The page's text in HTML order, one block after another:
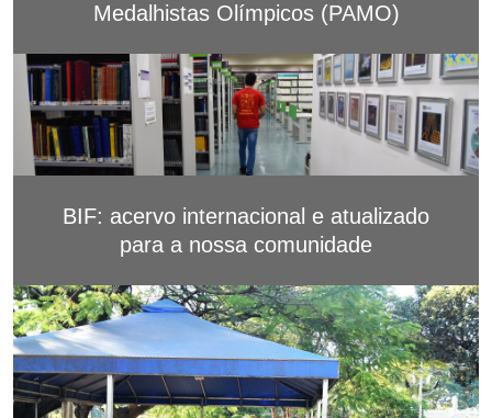
Medalhistas Olímpicos (PAMO)
BIF: acervo internacional e atualizado
para a nossa comunidade